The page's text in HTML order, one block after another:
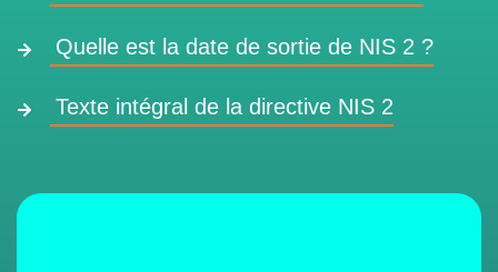
Quelle est la date de sortie de NIS 2 ?
Texte intégral de la directive NIS 2